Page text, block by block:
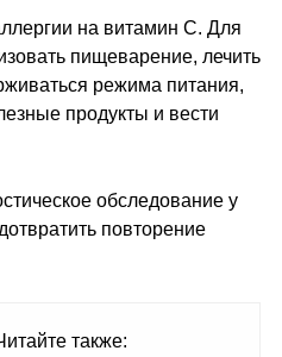
на витамин С. Для
пищеварение, лечить
режима питания,
продукты и вести
обследование у
повторение
также: